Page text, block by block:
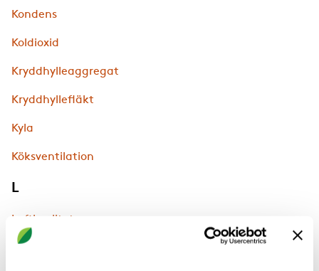
Kondens
Koldioxid
Kryddhylleaggregat
Kryddhyllefläkt
Kyla
Köksventilation
L
Luftkvalitet